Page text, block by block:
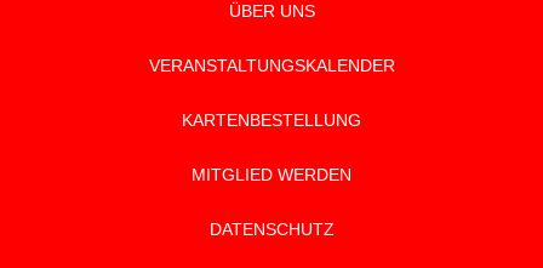
ÜBER UNS
VERANSTALTUNGSKALENDER
KARTENBESTELLUNG
MITGLIED WERDEN
DATENSCHUTZ